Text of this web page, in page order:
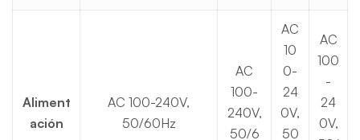
Aliment
ación
AC 100-240V,
50/60Hz
AC
100-
240V,
50/6
AC
10
0-
24
0V,
50
AC
100
-
24
0V,